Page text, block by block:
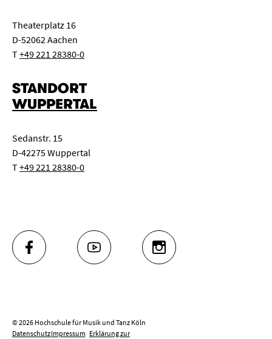
Theaterplatz 16
D-52062 Aachen
T+49 221 28380-0
STANDORT
WUPPERTAL
Sedanstr. 15
D-42275 Wuppertal
T+49 221 28380-0
FACEBOOK YOUTUBE INSTAGRAM
© 2026 Hochschule für Musik und Tanz Köln
DatenschutzImpressum Erklärung zur